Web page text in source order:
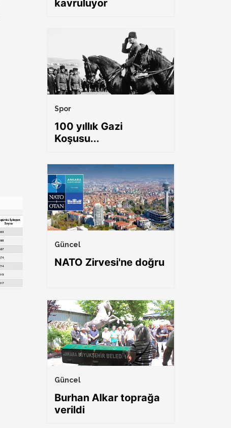
kavruluyor
Spor
100 yıllık Gazi
Koşusu...
Güncel
NATO Zirvesi'ne doğru
Güncel
Burhan Alkar toprağa
verildi